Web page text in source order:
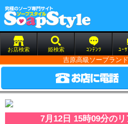
お店検索 姫検索 ｺﾝﾃﾝﾂ ﾕｰ
吉原高級ソープラン
7月12日 15時09分の